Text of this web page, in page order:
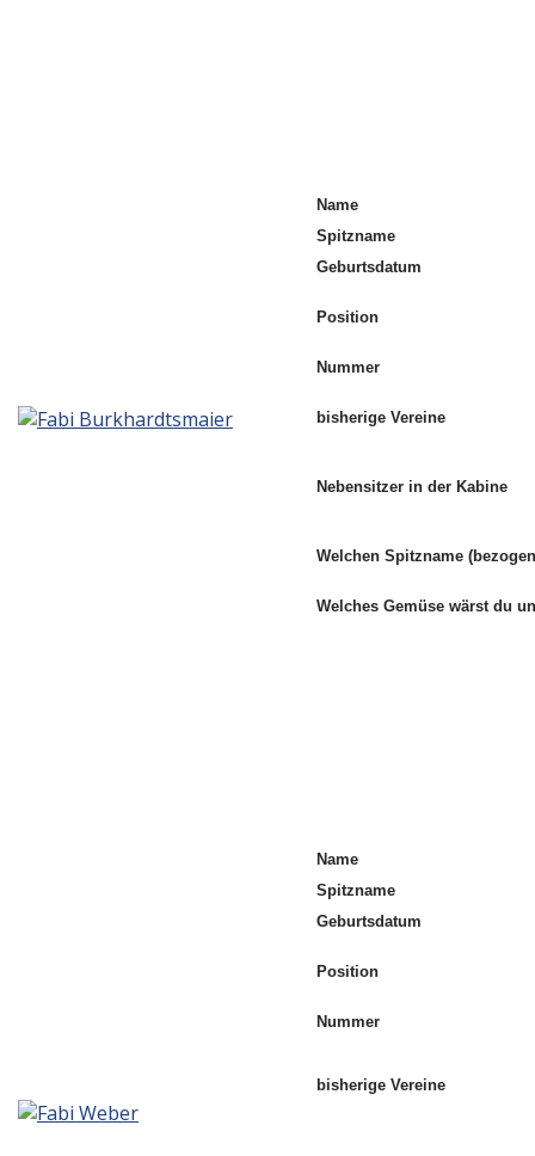
Name
Spitzname
Geburtsdatum
Position
Nummer
bisherige Vereine
Nebensitzer in der Kabine
Welchen Spitzname
Welches Gemüse wärst du
Name
Spitzname
Geburtsdatum
Position
Nummer
bisherige Vereine